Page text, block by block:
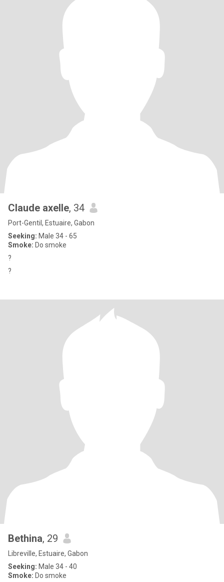
Claude axelle, 34
Port-Gentil, Estuaire, Gabon
Seeking: Male 34 - 65
Smoke: Do smoke
?
?
Bethina, 29
Libreville, Estuaire, Gabon
Seeking: Male 34 - 40
Smoke: Do smoke